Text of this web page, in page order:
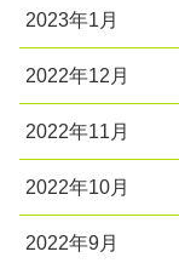
2023年1月
2022年12月
2022年11月
2022年10月
2022年9月